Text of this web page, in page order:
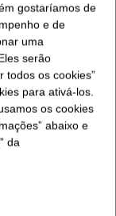
Resin?
tear
processability
gostaríamos de
e de
uma
serão
todos os cookies”
para ativá-los.
os cookies
abaixo e
da